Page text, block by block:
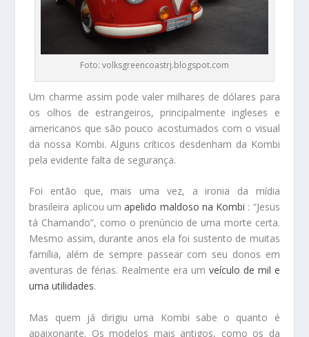
Foto: volksgreencoastrj.blogspot.com
Um charme assim pode valer milhares de dólares para
os olhos de estrangeiros, principalmente ingleses e
americanos que são pouco acostumados com o visual
da nossa Kombi. Alguns críticos desdenham da Kombi
pela evidente falta de segurança.
Foi então que, mais uma vez, a ironia da mídia
brasileira aplicou umapelido maldoso na Kombi : “Jesus
tá Chamando”, como o prenúncio de uma morte certa.
Mesmo assim, durante anos ela foi sustento de muitas
família, além de sempre passear com seu donos em
aventuras de férias. Realmente era um veículo de mil e
uma utilidades.
Mas quem já dirigiu uma Kombi sabe o quanto é
apaixonante. Os modelos mais antigos, como os da